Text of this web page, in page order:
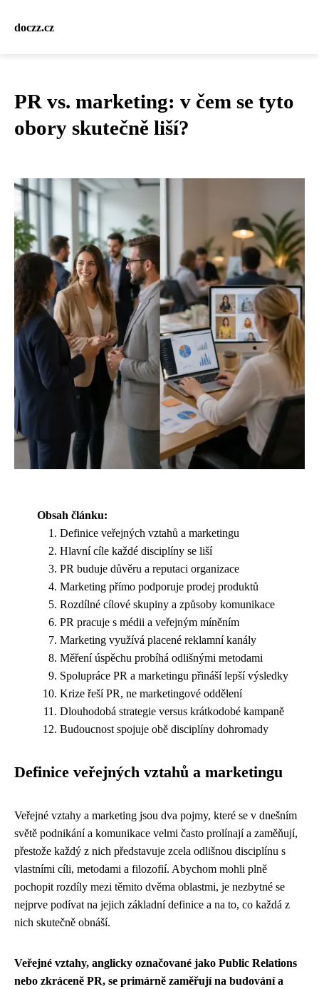
doczz.cz
PR vs. marketing: v čem se tyto
obory skutečně liší?
Obsah článku:
Definice veřejných vztahů a marketingu
Hlavní cíle každé disciplíny se liší
PR buduje důvěru a reputaci organizace
Marketing přímo podporuje prodej produktů
Rozdílné cílové skupiny a způsoby komunikace
PR pracuje s médii a veřejným míněním
Marketing využívá placené reklamní kanály
Měření úspěchu probíhá odlišnými metodami
Spolupráce PR a marketingu přináší lepší výsledky
Krize řeší PR, ne marketingové oddělení
Dlouhodobá strategie versus krátkodobé kampaně
Budoucnost spojuje obě disciplíny dohromady
Definice veřejných vztahů a marketingu
Veřejné vztahy a marketing jsou dva pojmy, které se v dnešním
světě podnikání a komunikace velmi často prolínají a zaměňují,
přestože každý z nich představuje zcela odlišnou disciplínu s
vlastními cíli, metodami a filozofií. Abychom mohli plně
pochopit rozdíly mezi těmito dvěma oblastmi, je nezbytné se
nejprve podívat na jejich základní definice a na to, co každá z
nich skutečně obnáší.
Veřejné vztahy, anglicky označované jako Public Relations
nebo zkráceně PR, se primárně zaměřují na budování a